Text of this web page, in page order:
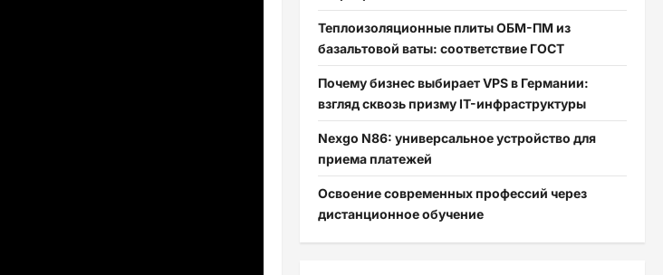
Теплоизоляционные плиты ОБМ-ПМ из
базальтовой ваты: соответствие ГОСТ
Почему бизнес выбирает VPS в Германии:
взгляд сквозь призму IT-инфраструктуры
Nexgo N86: универсальное устройство для
приема платежей
Освоение современных профессий через
дистанционное обучение